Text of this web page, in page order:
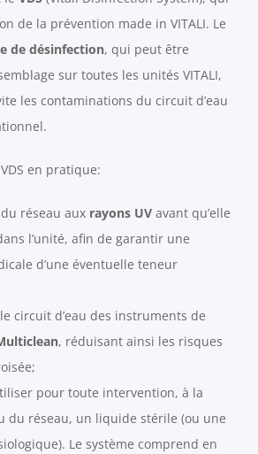
de la prévention made in VITALI. Le
de désinfection, qui peut être
sur toutes les unités VITALI,
les contaminations du circuit d’eau
en pratique:
réseau aux rayons UV avant qu’elle
l’unité, afin de garantir une
d’une éventuelle teneur
circuit d’eau des instruments de
, réduisant ainsi les risques
pour toute intervention, à la
du réseau, un liquide stérile (ou une
Le système comprend en